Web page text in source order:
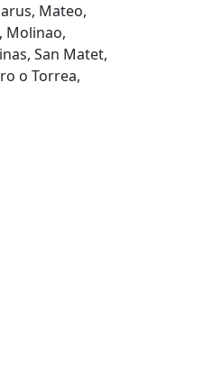
Mateo,
Molinao,
San Matet,
o Torrea,